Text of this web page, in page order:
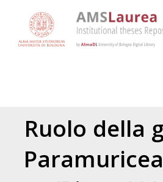
Ruolo della